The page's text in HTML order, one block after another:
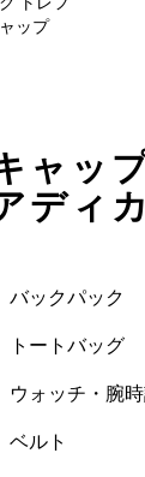
トレフ
ップ
ャッ
ディ
バックパック
トートバッグ
ウォッチ・腕
ベルト